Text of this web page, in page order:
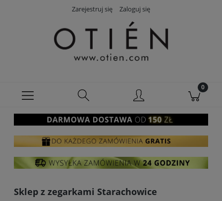
Zarejestruj się Zaloguj się
Sklep z zegarkami Starachowice